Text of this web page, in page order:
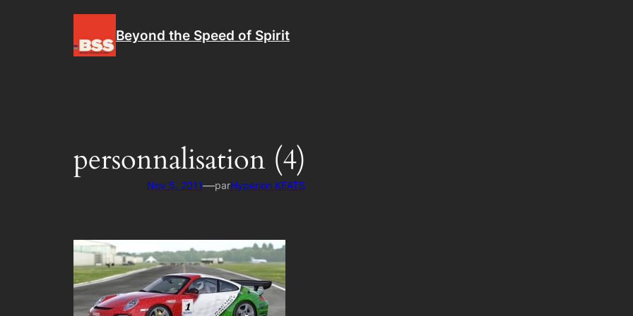
Beyond the Speed of Spirit
personnalisation (4)
Nov 5, 2011—parHyperion KEATS